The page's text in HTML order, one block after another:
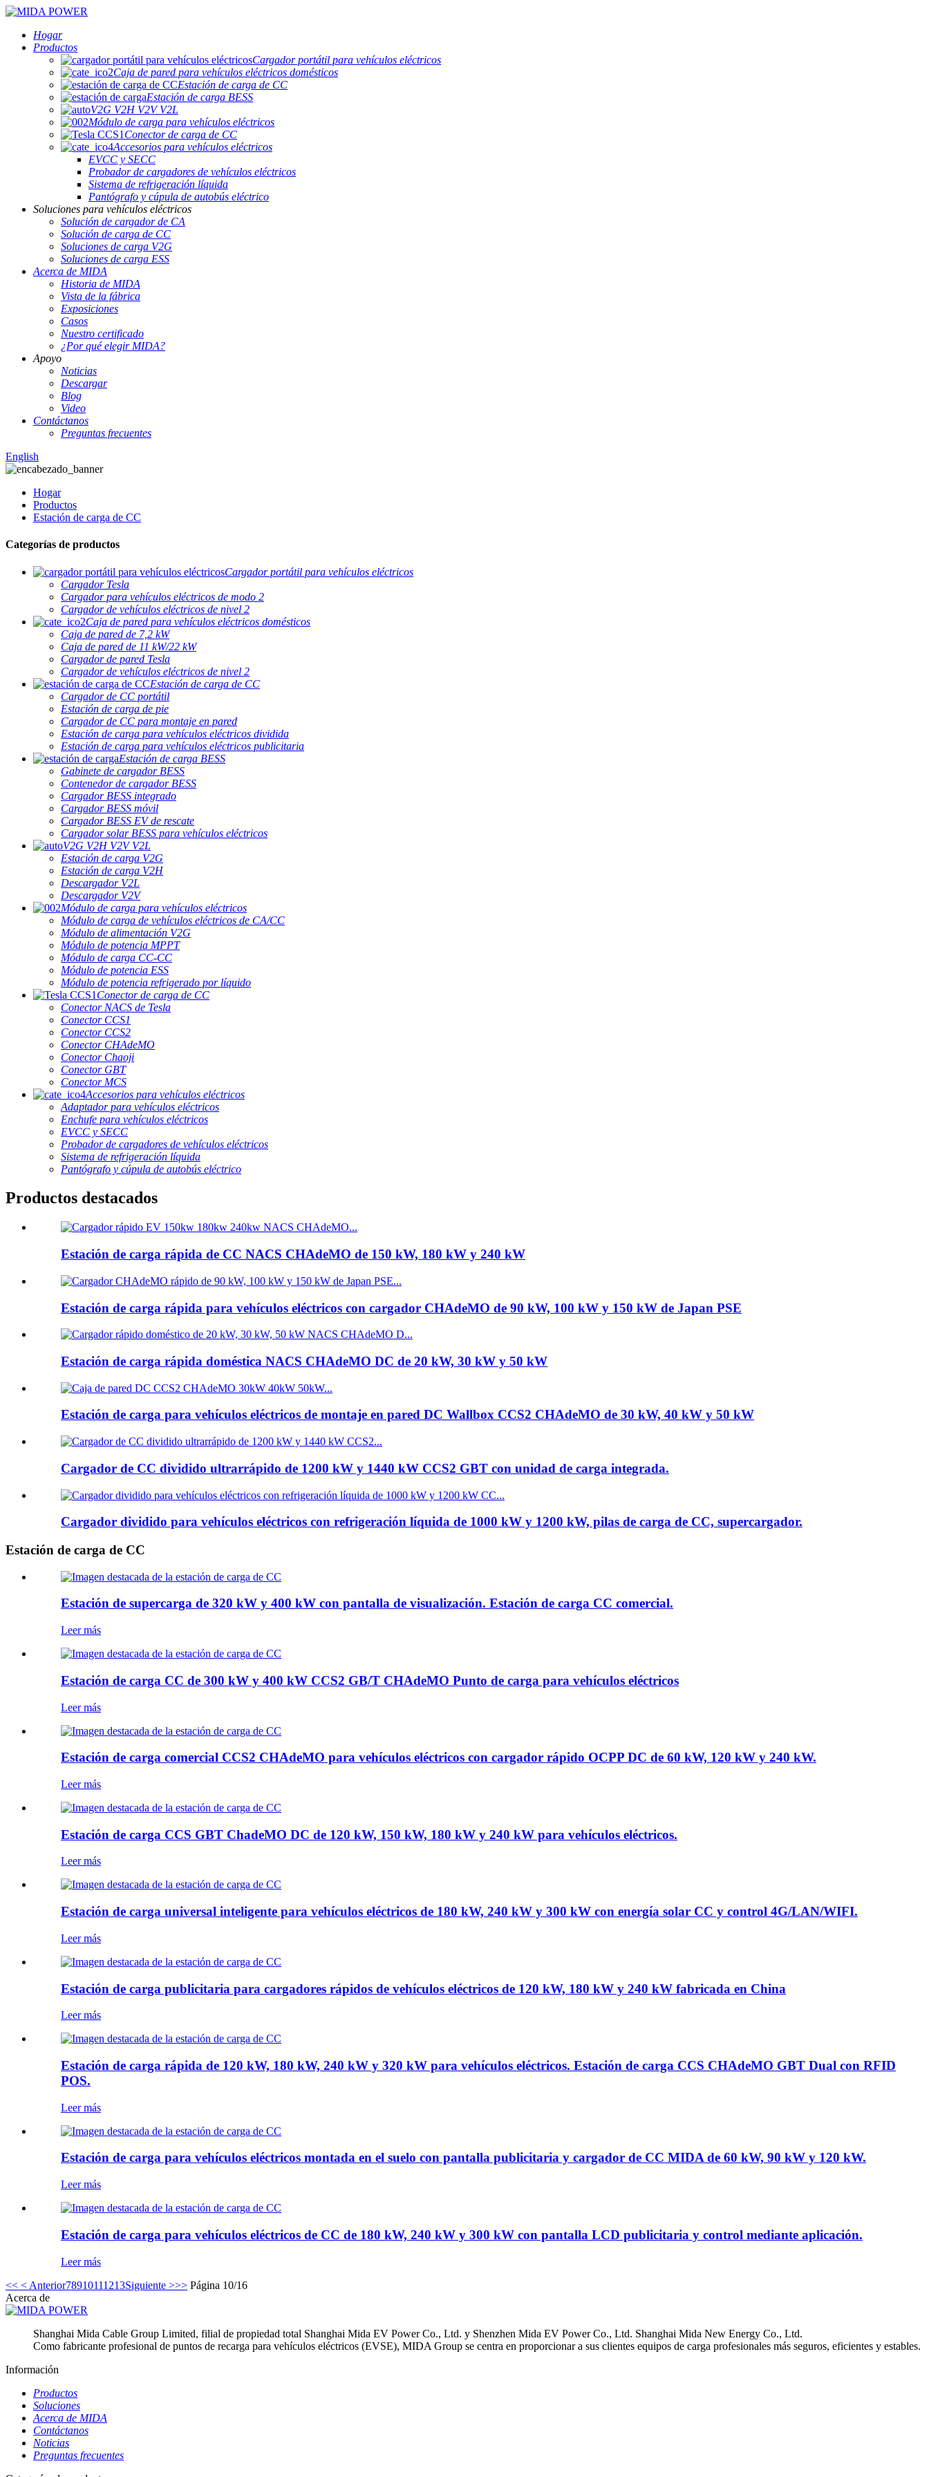
Hogar
Productos
Cargador portátil para vehículos eléctricos
Caja de pared para vehículos eléctricos domésticos
Estación de carga de CC
Estación de carga BESS
V2G V2H V2V V2L
Módulo de carga para vehículos eléctricos
Conector de carga de CC
Accesorios para vehículos eléctricos
EVCC y SECC
Probador de cargadores de vehículos eléctricos
Sistema de refrigeración líquida
Pantógrafo y cúpula de autobús eléctrico
Soluciones para vehículos eléctricos
Solución de cargador de CA
Solución de carga de CC
Soluciones de carga V2G
Soluciones de carga ESS
Acerca de MIDA
Historia de MIDA
Vista de la fábrica
Exposiciones
Casos
Nuestro certificado
¿Por qué elegir MIDA?
Apoyo
Noticias
Descargar
Blog
Video
Contáctanos
Preguntas frecuentes
English
Hogar
Productos
Estación de carga de CC
Categorías de productos
Cargador portátil para vehículos eléctricos
Cargador Tesla
Cargador para vehículos eléctricos de modo 2
Cargador de vehículos eléctricos de nivel 2
Caja de pared para vehículos eléctricos domésticos
Caja de pared de 7,2 kW
Caja de pared de 11 kW/22 kW
Cargador de pared Tesla
Cargador de vehículos eléctricos de nivel 2
Estación de carga de CC
Cargador de CC portátil
Estación de carga de pie
Cargador de CC para montaje en pared
Estación de carga para vehículos eléctricos dividida
Estación de carga para vehículos eléctricos publicitaria
Estación de carga BESS
Gabinete de cargador BESS
Contenedor de cargador BESS
Cargador BESS integrado
Cargador BESS móvil
Cargador BESS EV de rescate
Cargador solar BESS para vehículos eléctricos
V2G V2H V2V V2L
Estación de carga V2G
Estación de carga V2H
Descargador V2L
Descargador V2V
Módulo de carga para vehículos eléctricos
Módulo de carga de vehículos eléctricos de CA/CC
Módulo de alimentación V2G
Módulo de potencia MPPT
Módulo de carga CC-CC
Módulo de potencia ESS
Módulo de potencia refrigerado por líquido
Conector de carga de CC
Conector NACS de Tesla
Conector CCS1
Conector CCS2
Conector CHAdeMO
Conector Chaoji
Conector GBT
Conector MCS
Accesorios para vehículos eléctricos
Adaptador para vehículos eléctricos
Enchufe para vehículos eléctricos
EVCC y SECC
Probador de cargadores de vehículos eléctricos
Sistema de refrigeración líquida
Pantógrafo y cúpula de autobús eléctrico
Productos destacados
Estación de carga rápida de CC NACS CHAdeMO de 150 kW, 180 kW y 240 kW
Estación de carga rápida para vehículos eléctricos con cargador CHAdeMO de 90 kW, 100 kW y 150 kW de Japan PSE
Estación de carga rápida doméstica NACS CHAdeMO DC de 20 kW, 30 kW y 50 kW
Estación de carga para vehículos eléctricos de montaje en pared DC Wallbox CCS2 CHAdeMO de 30 kW, 40 kW y 50 kW
Cargador de CC dividido ultrarrápido de 1200 kW y 1440 kW CCS2 GBT con unidad de carga integrada.
Cargador dividido para vehículos eléctricos con refrigeración líquida de 1000 kW y 1200 kW, pilas de carga de CC, supercargador.
Estación de carga de CC
Estación de supercarga de 320 kW y 400 kW con pantalla de visualización. Estación de carga CC comercial.
Leer más
Estación de carga CC de 300 kW y 400 kW CCS2 GB/T CHAdeMO Punto de carga para vehículos eléctricos
Leer más
Estación de carga comercial CCS2 CHAdeMO para vehículos eléctricos con cargador rápido OCPP DC de 60 kW, 120 kW y 240 kW.
Leer más
Estación de carga CCS GBT ChadeMO DC de 120 kW, 150 kW, 180 kW y 240 kW para vehículos eléctricos.
Leer más
Estación de carga universal inteligente para vehículos eléctricos de 180 kW, 240 kW y 300 kW con energía solar CC y control 4G/LAN/WIFI.
Leer más
Estación de carga publicitaria para cargadores rápidos de vehículos eléctricos de 120 kW, 180 kW y 240 kW fabricada en China
Leer más
Estación de carga rápida de 120 kW, 180 kW, 240 kW y 320 kW para vehículos eléctricos. Estación de carga CCS CHAdeMO GBT Dual con RFID
POS.
Leer más
Estación de carga para vehículos eléctricos montada en el suelo con pantalla publicitaria y cargador de CC MIDA de 60 kW, 90 kW y 120 kW.
Leer más
Estación de carga para vehículos eléctricos de CC de 180 kW, 240 kW y 300 kW con pantalla LCD publicitaria y control mediante aplicación.
Leer más
<< < Anterior78910111213Siguiente >>> Página 10/16
Acerca de
Shanghai Mida Cable Group Limited, filial de propiedad total Shanghai Mida EV Power Co., Ltd. y Shenzhen Mida EV Power Co., Ltd. Shanghai Mida New Energy Co., Ltd.
Como fabricante profesional de puntos de recarga para vehículos eléctricos (EVSE), MIDA Group se centra en proporcionar a sus clientes equipos de carga profesionales más seguros, eficientes y estables.
Información
Productos
Soluciones
Acerca de MIDA
Contáctanos
Noticias
Preguntas frecuentes